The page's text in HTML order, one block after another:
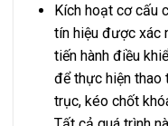
Kích hoạt cơ cấu
tín hiệu được xác
tiến hành điều
để thực hiện thao
trục, kéo chốt